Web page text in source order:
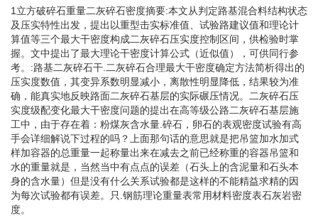
1立方破碎石重量二灰碎石密度摘要:本文从判定路基混合料结构状态
及压实特性出发，提出以重型击实标准值、试验路建议值和理论计
算值等三个最大干密度构成二灰碎石压实度控制区间，供检验时掌
握。文中提出了最大理论干密度计算公式（近似值），可供同行参
考。:路基二灰碎石干.二灰碎石合理最大干密度确定方法简析得出的
压实度数值，其变异系数明显减小，离散性明显降低，结果较为准
确，能真实地反映路面二灰碎石基层的实际碾压情况。二灰碎石压
实度级配变化最大干密度问题的提出在高等级公路二灰碎石基层施
工中，由于存在着：粉煤灰含水量.碎石，卵石的表观密度试验有高
手会详细解说下过程的吗？上面那句话的意思就是把吊篮加水加式
样加容器的总重量一起称量出来在减去之前已经称重的容器吊篮和
水的重量就是，当然当中有点点的误差（石头上的含泥量和石头本
身的含水量）但是没有什么关系试验都是这样的不能精益求精的因
为每次试验都有误差。只.钢筋理论重量表常用材料密度表石灰岩密
度。